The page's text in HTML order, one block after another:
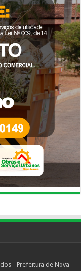
- Prefeitura de Nova